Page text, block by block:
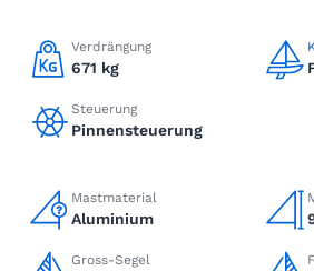
Verdrängung
671 kg
Steuerung
Pinnensteuerung
Mastmaterial
Aluminium
Gross-Segel